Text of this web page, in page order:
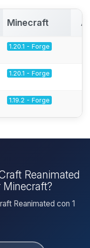
Minecraft
1.20.1 - Forge
1.20.1 - Forge
1.19.2 - Forge
Reanimated
Reanimated con 1